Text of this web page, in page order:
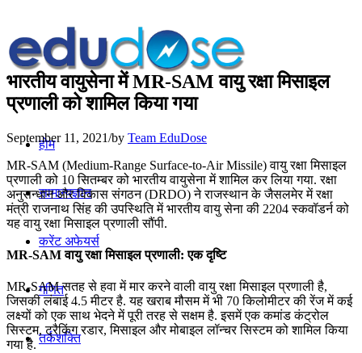
होम
सामान्यज्ञान
करेंट अफेयर्स
गणित
तर्कशक्ति
भारतीय वायुसेना में MR-SAM वायु रक्षा मिसाइल
प्रणाली को शामिल किया गया
September 11, 2021/by Team EduDose
MR-SAM (Medium-Range Surface-to-Air Missile) वायु रक्षा मिसाइल
प्रणाली को 10 सितम्बर को भारतीय वायुसेना में शामिल कर लिया गया. रक्षा
अनुसन्धान और विकास संगठन (DRDO) ने राजस्थान के जैसलमेर में रक्षा
मंत्री राजनाथ सिंह की उपस्थिति में भारतीय वायु सेना की 2204 स्‍कवॉडर्न को
यह वायु रक्षा मिसाइल प्रणाली सौंपी.
MR-SAM वायु रक्षा मिसाइल प्रणाली: एक दृष्टि
MR-SAM सतह से हवा में मार करने वाली वायु रक्षा मिसाइल प्रणाली है,
जिसकी लंबाई 4.5 मीटर है. यह खराब मौसम में भी 70 किलोमीटर की रेंज में कई
लक्ष्यों को एक साथ भेदने में पूरी तरह से सक्षम है. इसमें एक कमांड कंट्रोल
सिस्टम, ट्रैकिंग रडार, मिसाइल और मोबाइल लॉन्चर सिस्टम को शामिल किया
गया है.